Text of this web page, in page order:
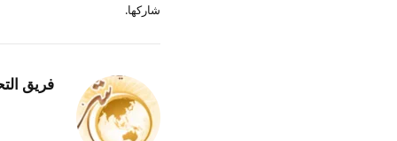
شاركها.
فريق